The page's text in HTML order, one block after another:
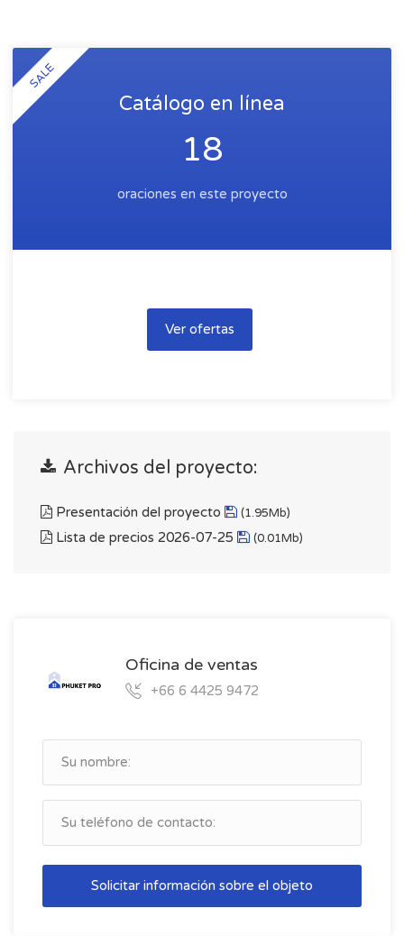
SALE
Catálogo en línea
18
oraciones en este proyecto
Ver ofertas
Archivos del proyecto:
Presentación del proyecto (1.95Mb)
Lista de precios 2026-07-25 (0.01Mb)
Oficina de ventas
+66 6 4425 9472
Solicitar información sobre el objeto